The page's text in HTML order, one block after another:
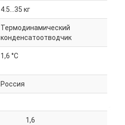
4.5…35 кг
Термодинамический
конденсатоотводчик
1,6 °C
Россия
1,6